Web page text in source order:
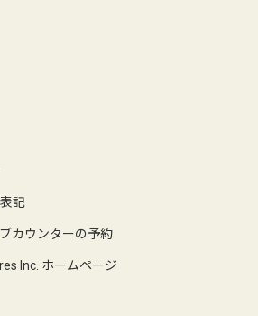
記
カウンターの予約
Inc. ホームページ